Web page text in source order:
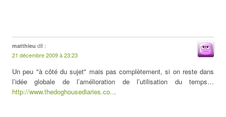
matthieu dit :
21 décembre 2009 à 23:23
Un peu "à côté du sujet" mais pas complètement, si on reste dans
l’idée globale de l’amélioration de l’utilisation du temps…
http://www.thedoghousediaries.co...